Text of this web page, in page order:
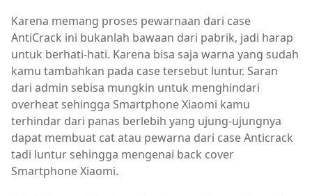
Karena memang proses pewarnaan dari case
AntiCrack ini bukanlah bawaan dari pabrik, jadi harap
untuk berhati-hati. Karena bisa saja warna yang sudah
kamu tambahkan pada case tersebut luntur. Saran
dari admin sebisa mungkin untuk menghindari
overheat sehingga Smartphone Xiaomi kamu
terhindar dari panas berlebih yang ujung-ujungnya
dapat membuat cat atau pewarna dari case Anticrack
tadi luntur sehingga mengenai back cover
Smartphone Xiaomi.